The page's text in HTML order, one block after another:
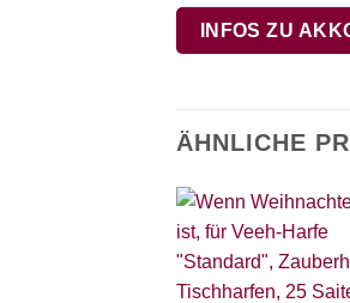
INFOS ZU
ÄHNLICHE